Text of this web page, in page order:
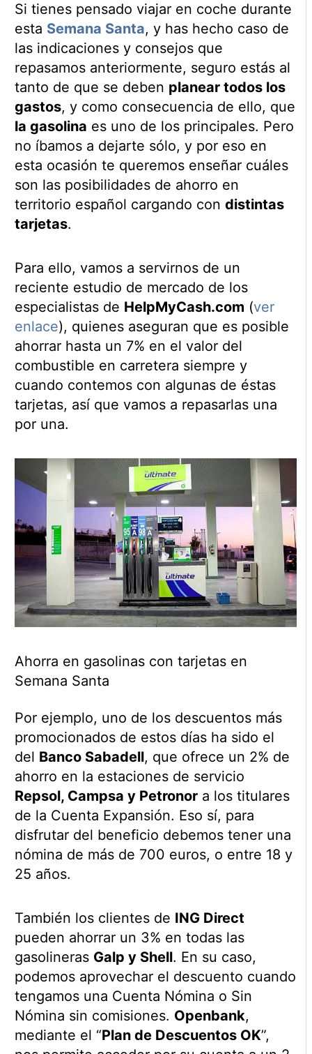
Si tienes pensado viajar en coche durante
esta Semana Santa, y has hecho caso de
las indicaciones y consejos que
repasamos anteriormente, seguro estás al
tanto de que se deben planear todos los
gastos, y como consecuencia de ello, que
la gasolina es uno de los principales. Pero
no íbamos a dejarte sólo, y por eso en
esta ocasión te queremos enseñar cuáles
son las posibilidades de ahorro en
territorio español cargando con distintas
tarjetas.
Para ello, vamos a servirnos de un
reciente estudio de mercado de los
especialistas de HelpMyCash.com (ver
enlace), quienes aseguran que es posible
ahorrar hasta un 7% en el valor del
combustible en carretera siempre y
cuando contemos con algunas de éstas
tarjetas, así que vamos a repasarlas una
por una.
Ahorra en gasolinas con tarjetas en
Semana Santa
Por ejemplo, uno de los descuentos más
promocionados de estos días ha sido el
del Banco Sabadell, que ofrece un 2% de
ahorro en la estaciones de servicio
Repsol, Campsa y Petronora los titulares
de la Cuenta Expansión. Eso sí, para
disfrutar del beneficio debemos tener una
nómina de más de 700 euros, o entre 18 y
25 años.
También los clientes de ING Direct
pueden ahorrar un 3% en todas las
gasolineras Galp y Shell. En su caso,
podemos aprovechar el descuento cuando
tengamos una Cuenta Nómina o Sin
Nómina sin comisiones. Openbank,
mediante el “Plan de Descuentos OK”,